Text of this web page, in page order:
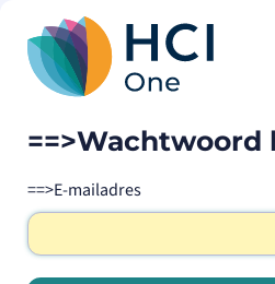
==>Wachtwoord
==>E-mailadres